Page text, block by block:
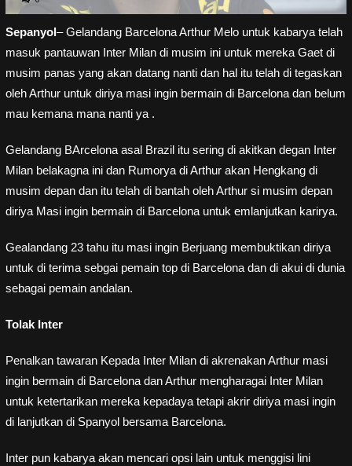
Sepanyol– Gelandang Barcelona Arthur Melo untuk kabarya telah
masuk pantauwan Inter Milan di musim ini untuk mereka Gaet di
musim panas yang akan datang nanti dan hal itu telah di tegaskan
oleh Arthur untuk diriya masi ingin bermain di Barcelona dan belum
mau kemana mana nanti ya .
Gelandang BArcelona asal Brazil itu sering di akitkan degan Inter
Milan belakagna ini dan Rumorya di Arthur akan Hengkang di
musim depan dan itu telah di bantah oleh Arthur si musim depan
diriya Masi ingin bermain di Barcelona untuk emlanjutkan karirya.
Gealandang 23 tahu itu masi ingin Berjuang membuktikan diriya
untuk di terima sebgai pemain top di Barcelona dan di akui di dunia
sebagai pemain andalan.
Tolak Inter
Penalkan tawaran Kepada Inter Milan di akrenakan Arthur masi
ingin bermain di Barcelona dan Arthur mengharagai Inter Milan
untuk ketertarikan mereka kepadaya tetapi akrir diriya masi ingin
di lanjutkan di Spanyol bersama Barcelona.
Inter pun kabarya akan mencari opsi lain untuk menggisi lini